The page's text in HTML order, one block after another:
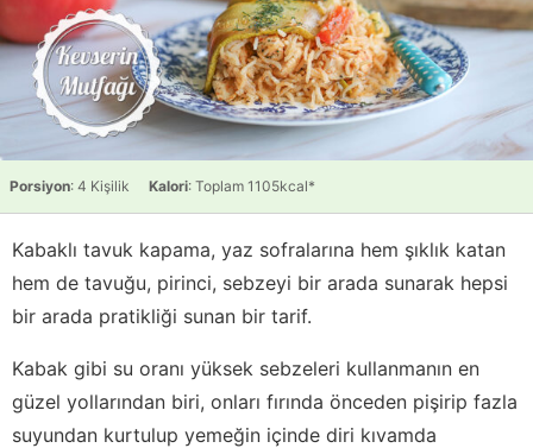
Porsiyon: 4 Kişilik Kalori: Toplam 1105kcal*
Kabaklı tavuk kapama, yaz sofralarına hem şıklık katan
hem de tavuğu, pirinci, sebzeyi bir arada sunarak hepsi
bir arada pratikliği sunan bir tarif.
Kabak gibi su oranı yüksek sebzeleri kullanmanın en
güzel yollarından biri, onları fırında önceden pişirip fazla
suyundan kurtulup yemeğin içinde diri kıvamda